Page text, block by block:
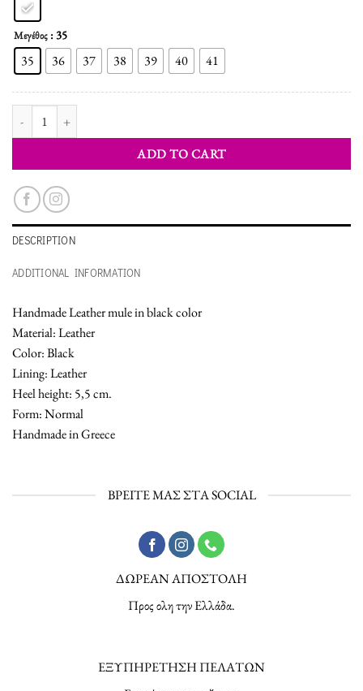
Μεγέθος : 35
35 36 37 38 39 40 41
ADD TO CART
DESCRIPTION
ADDITIONAL INFORMATION
Handmade Leather mule in black color
Material: Leather
Color: Black
Lining: Leather
Heel height: 5,5 cm.
Form: Normal
Handmade in Greece
ΒΡΕΙΤΕ ΜΑΣ ΣΤΑ SOCIAL
ΔΩΡΕΑΝ ΑΠΟΣΤΟΛΗ
Προς ολη την Ελλάδα.
ΕΞΥΠΗΡΕΤΗΣΗ ΠΕΛΑΤΩΝ